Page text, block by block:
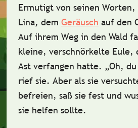
Ermutigt von seinen Worten,
Lina, dem Geräusch auf den
Auf ihrem Weg in den Wald
kleine, verschnörkelte Eule,
Ast verfangen hatte. „Oh,
rief sie. Aber als sie
befreien, saß sie fest und
sie helfen sollte.